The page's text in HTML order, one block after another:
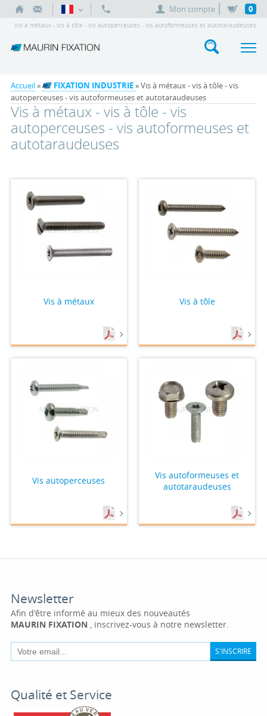
Mon compte 0
Vis à métaux - vis à tôle - vis autoperceuses - vis autoformeuses et autotaraudeuses
Accueil» FIXATION INDUSTRIE» Vis à métaux - vis à tôle - vis
autoperceuses - vis autoformeuses et autotaraudeuses
Vis à métaux - vis à tôle - vis
autoperceuses - vis autoformeuses et
autotaraudeuses
Vis à métaux Vis à tôle
Vis autoperceuses
Vis autoformeuses et
autotaraudeuses
Newsletter
Afin d'être informé au mieux des nouveautés
MAURIN FIXATION , inscrivez-vous à notre newsletter.
S'INSCRIRE
Qualité et Service